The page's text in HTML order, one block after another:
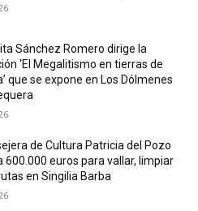
Sánchez Romero dirige la
‘El Megalitismo en tierras de
que se expone en Los Dólmenes
de Cultura Patricia del Pozo
600.000 euros para vallar, limpiar
en Singilia Barba